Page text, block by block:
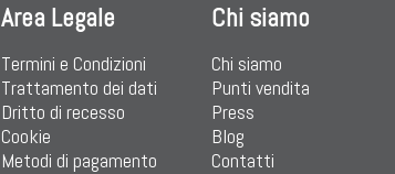
Area Legale
Termini e Condizioni
Trattamento dei dati
Dritto di recesso
Cookie
Metodi di pagamento
Chi siamo
Chi siamo
Punti vendita
Press
Blog
Contatti